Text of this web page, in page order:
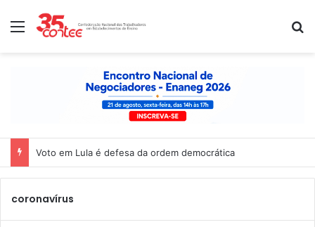
Menu
Nota de solidariedade ao povo venezuelano
coronavírus